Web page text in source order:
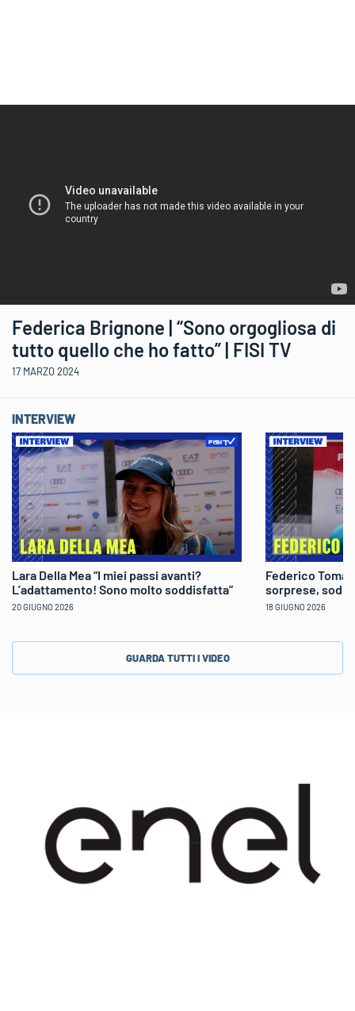
Federica Brignone | “Sono orgogliosa di
tutto quello che ho fatto” | FISI TV
17 MARZO 2024
INTERVIEW
Lara Della Mea “I miei passi avanti?
L’adattamento! Sono molto soddisfatta”
20 GIUGNO 2026
Federico
sorprese,
18 GIUGNO 2026
GUARDA TUTTI I VIDEO